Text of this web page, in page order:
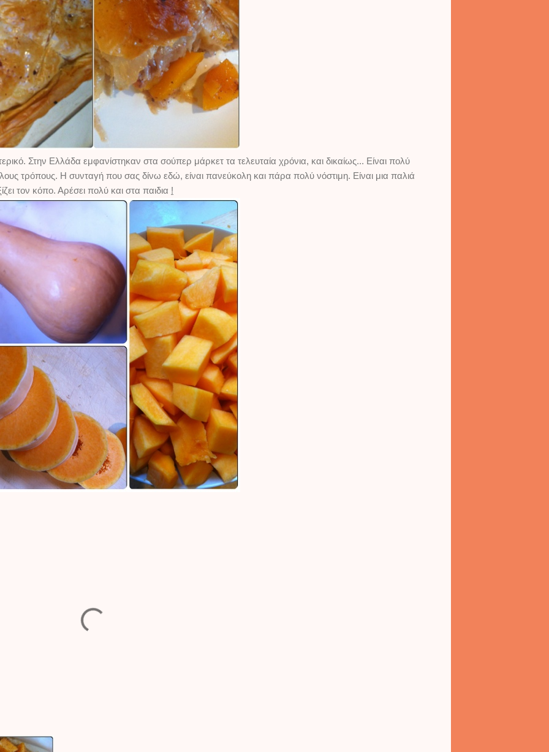
Στην Ελλάδα εμφανίστηκαν στα σούπερ μάρκετ τα τελευταία χρόνια, και δικαίως... Είναι πολύ
τρόπους. Η συνταγή που σας δίνω εδώ, είναι πανεύκολη και πάρα πολύ νόστιμη. Είναι μια παλιά
τον κόπο. Αρέσει πολύ και στα παιδια !